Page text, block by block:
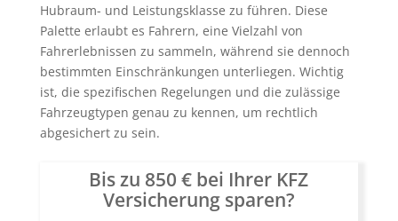
Hubraum- und Leistungsklasse zu führen. Diese
Palette erlaubt es Fahrern, eine Vielzahl von
Fahrerlebnissen zu sammeln, während sie dennoch
bestimmten Einschränkungen unterliegen. Wichtig
ist, die spezifischen Regelungen und die zulässige
Fahrzeugtypen genau zu kennen, um rechtlich
abgesichert zu sein.
Bis zu 850 € bei Ihrer KFZ
Versicherung sparen?